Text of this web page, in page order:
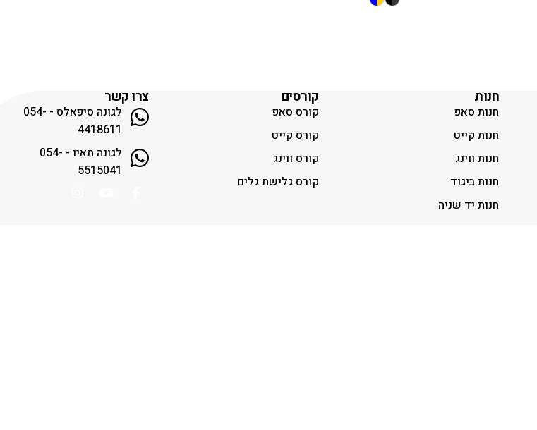
צרו קשר
לגונה סיפאלס - 054-
4418611
לגונה תאיו - 054-
5515041
קורסים
קורס סאפ
קורס קייט
קורס ווינג
קורס גלישת גלים
חנות
חנות סאפ
חנות קייט
חנות ווינג
חנות ביגוד
חנות יד שניה